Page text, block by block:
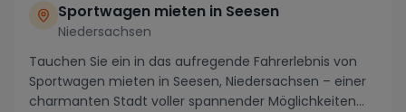
Sportwagen mieten in Seesen
Niedersachsen
Tauchen Sie ein in das aufregende Fahrerlebnis von
Sportwagen mieten in Seesen, Niedersachsen – einer
charmanten Stadt voller spannender Möglichkeiten...